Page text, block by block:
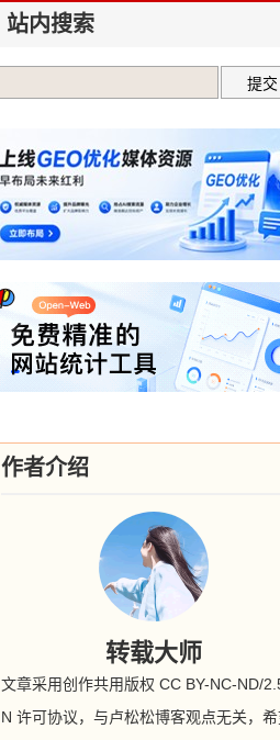
站内搜索
作者介绍
转载大师
文章采用创作共用版权 CC BY-NC-ND/
N 许可协议，与卢松松博客观点无关，